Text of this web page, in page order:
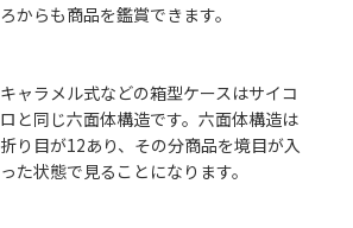
ろからも商品を鑑賞できます。
キャラメル式などの箱型ケースはサイコ
ロと同じ六面体構造です。六面体構造は
折り目が12あり、その分商品を境目が入
った状態で見ることになります。